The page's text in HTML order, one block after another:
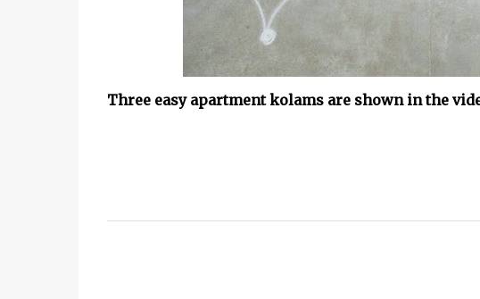
Three easy apartment kolams are shown in the